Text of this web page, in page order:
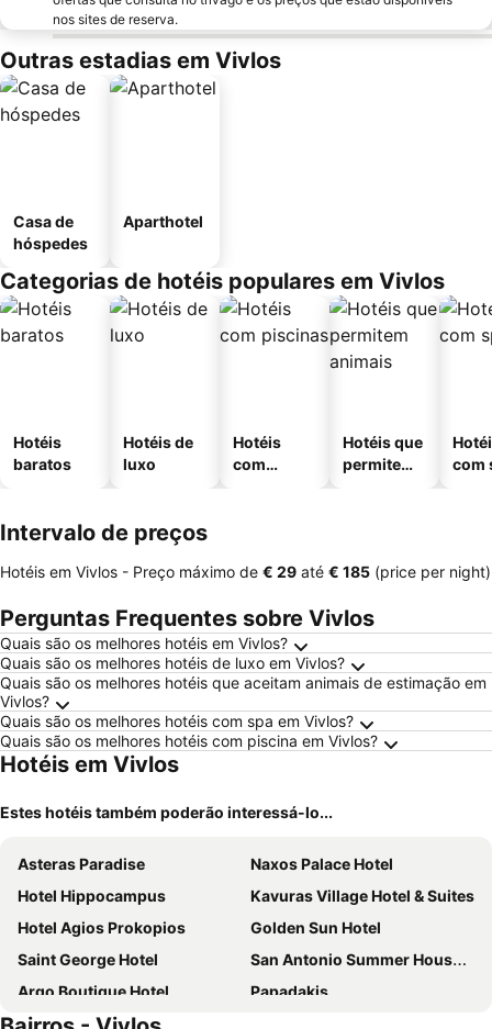
nos sites de reserva.
Outras estadias em Vivlos
Casa de
hóspedes
Aparthotel
Categorias de hotéis populares em Vivlos
Hotéis
baratos
Hotéis de
luxo
Hotéis
com
Hotéis que
permitem
com
Intervalo de preços
Hotéis em Vivlos - Preço máximo de ‎€ 29 até ‎€ 185 (price per night)
Perguntas Frequentes sobre Vivlos
Quais são os melhores hotéis em Vivlos?
Quais são os melhores hotéis de luxo em Vivlos?
Quais são os melhores hotéis que aceitam animais de estimação em
Vivlos?
Quais são os melhores hotéis com spa em Vivlos?
Quais são os melhores hotéis com piscina em Vivlos?
Hotéis em Vivlos
Estes hotéis também poderão interessá-lo...
Asteras Paradise
Naxos Palace Hotel
Hotel Hippocampus
Kavuras Village Hotel & Suites
Hotel Agios Prokopios
Golden Sun Hotel
Saint George Hotel
San Antonio Summer House Paros by GHH
Argo Boutique Hotel
Papadakis
Poseidon of Paros Hotel & Spa